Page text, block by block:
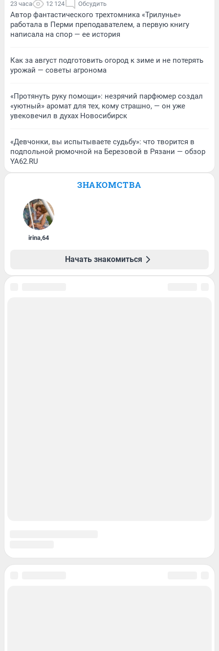
23 часа 12 124 Обсудить
Автор фантастического трехтомника «Трилунье»
работала в Перми преподавателем, а первую книгу
написала на спор — ее история
Как за август подготовить огород к зиме и не потерять
урожай — советы агронома
«Протянуть руку помощи»: незрячий парфюмер создал
«уютный» аромат для тех, кому страшно, — он уже
увековечил в духах Новосибирск
«Девчонки, вы испытываете судьбу»: что творится в
подпольной рюмочной на Березовой в Рязани — обзор
YA62.RU
ЗНАКОМСТВА
irina,64
Начать знакомиться